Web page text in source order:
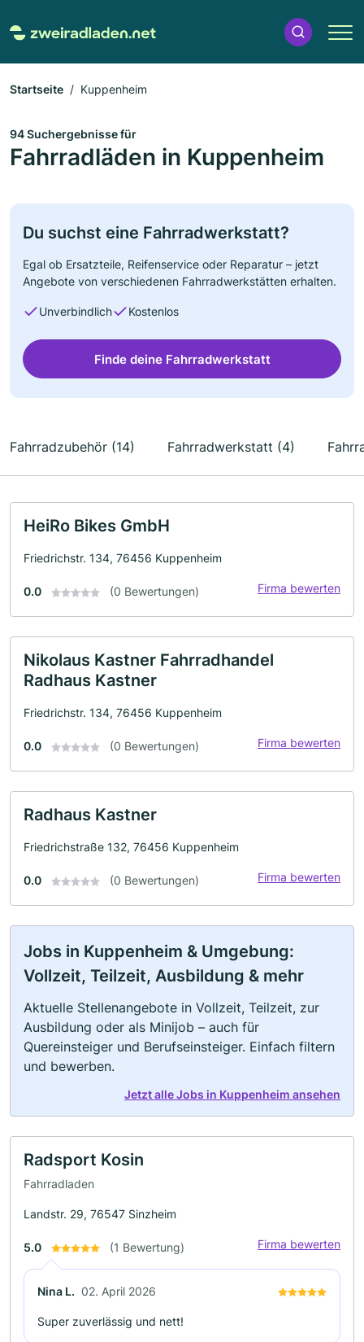
Startseite Kuppenheim
94 Suchergebnisse für
Fahrradläden in Kuppenheim
Du suchst eine Fahrradwerkstatt?
Egal ob Ersatzteile, Reifenservice oder Reparatur – jetzt
Angebote von verschiedenen Fahrradwerkstätten erhalten.
Unverbindlich Kostenlos
Finde deine Fahrradwerkstatt
Fahrradzubehör (14) Fahrradwerkstatt (4)
HeiRo Bikes GmbH
Friedrichstr. 134, 76456 Kuppenheim
0.0 (0 Bewertungen) Firma bewerten
Nikolaus Kastner Fahrradhandel
Radhaus Kastner
Friedrichstr. 134, 76456 Kuppenheim
0.0 (0 Bewertungen) Firma bewerten
Radhaus Kastner
Friedrichstraße 132, 76456 Kuppenheim
0.0 (0 Bewertungen) Firma bewerten
Jobs in Kuppenheim & Umgebung:
Vollzeit, Teilzeit, Ausbildung & mehr
Aktuelle Stellenangebote in Vollzeit, Teilzeit, zur
Ausbildung oder als Minijob – auch für
Quereinsteiger und Berufseinsteiger. Einfach filtern
und bewerben.
Jetzt alle Jobs in Kuppenheim ansehen
Radsport Kosin
Fahrradladen
Landstr. 29, 76547 Sinzheim
5.0 (1 Bewertung) Firma bewerten
Nina L. 02. April 2026
Super zuverlässig und nett!